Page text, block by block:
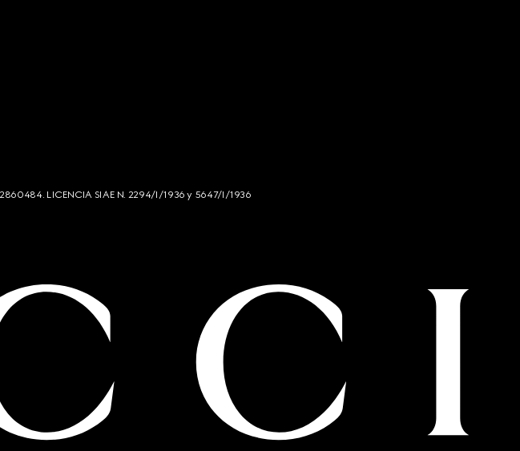
LICENCIA SIAE N. 2294/I/1936 y 5647/I/1936